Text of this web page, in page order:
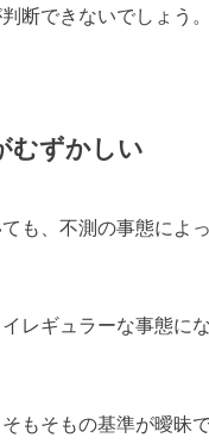
断できないでしょう
むずかしい
も、不測の事態によ
レギュラーな事態に
もそもの基準が曖昧